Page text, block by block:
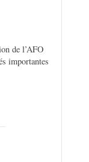
de l’AFO
importantes